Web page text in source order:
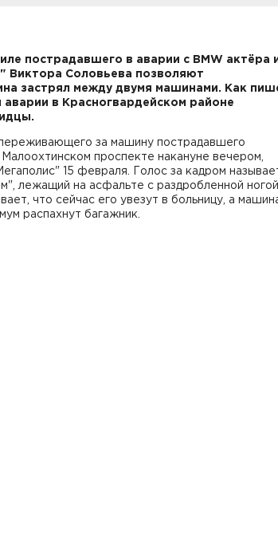
пострадавшего в аварии с BMW актёра
Виктора Соловьева позволяют
застрял между двумя машинами. Как
аварии в Красногвардейском районе
за машину пострадавшего
проспекте накануне вечером,
15 февраля. Голос за кадром
лежащий на асфальте с раздробленной ногой
что сейчас его увезут в больницу, а
распахнут багажник.